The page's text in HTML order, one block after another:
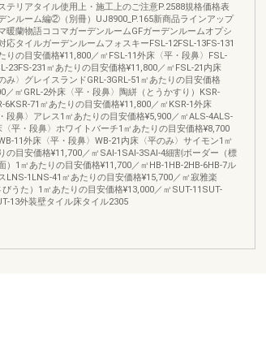
テリアタイル使用上・施工上のご注意P.2588規格価格表
ンルーム編②（別冊）UJ8900_P.165新商品ラインアップ
暖蘭物語ココマガーデンルームGFガーデンルームオプシ
応タイルガーデンルームフォスキーFSL-12FSL-13FS-131
りの目安価格¥11,800／㎡FSL-11外床〈平・段鼻〉FSL-
23FS-231㎡あたりの目安価格¥11,800／㎡FSL-21内床
のみ〉グレイスランドGRL-3GRL-51㎡あたりの目安価格
／㎡GRL-2外床〈平・段鼻〉陶絣（とうかすり）KSR-
6KSR-71㎡あたりの目安価格¥11,800／㎡KSR-1外床
・段鼻〉アレス1㎡あたりの目安価格¥5,900／㎡ALS-4ALS-
〈平・段鼻〉ホワイトバーチ1㎡あたりの目安価格¥8,700
11外床〈平・段鼻〉WB-21内床〈平のみ〉サイモン1㎡
の目安価格¥11,700／㎡SAI-1SAI-3SAI-4細割ボーダー（標
）1㎡あたりの目安価格¥11,700／㎡HB-1HB-2HB-6HB-7ル
LNS-1LNS-41㎡あたりの目安価格¥15,700／㎡寂雅楽
びうた）1㎡あたりの目安価格¥13,000／㎡SUT-11SUT-
13外装壁タイル床タイル2305